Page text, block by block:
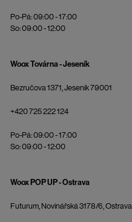
Po-Pá: 09:00 - 17:00
So: 09:00 - 12:00
Woox Továrna - Jeseník
Bezručova 1371, Jeseník 79001
+420 725 222 124
Po-Pá: 09:00 - 17:00
So: 09:00 - 12:00
Woox POP UP - Ostrava
Futurum, Novinářská 3178/6, Ostrava